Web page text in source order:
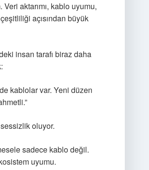
Veri aktarımı, kablo uyumu,
açısından büyük
insan tarafı biraz daha
kablolar var. Yeni düzen
oluyor.
sadece kablo değil.
uyumu.